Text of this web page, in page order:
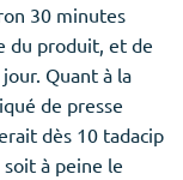
30 minutes
du produit, et de
Quant à la
de presse
dès 10 tadacip
à peine le